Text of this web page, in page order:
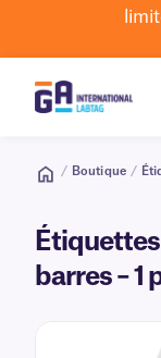
/ Boutique /
barres – 1